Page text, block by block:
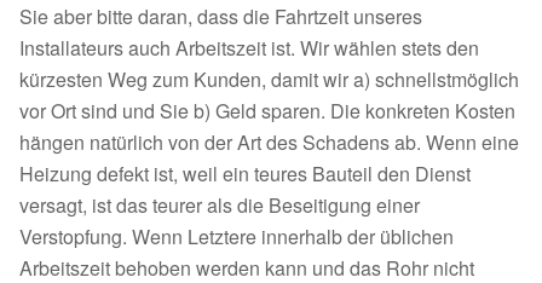
Sie aber bitte daran, dass die Fahrtzeit unseres
Installateurs auch Arbeitszeit ist. Wir wählen stets den
kürzesten Weg zum Kunden, damit wir a) schnellstmöglich
vor Ort sind und Sie b) Geld sparen. Die konkreten Kosten
hängen natürlich von der Art des Schadens ab. Wenn eine
Heizung defekt ist, weil ein teures Bauteil den Dienst
versagt, ist das teurer als die Beseitigung einer
Verstopfung. Wenn Letztere innerhalb der üblichen
Arbeitszeit behoben werden kann und das Rohr nicht